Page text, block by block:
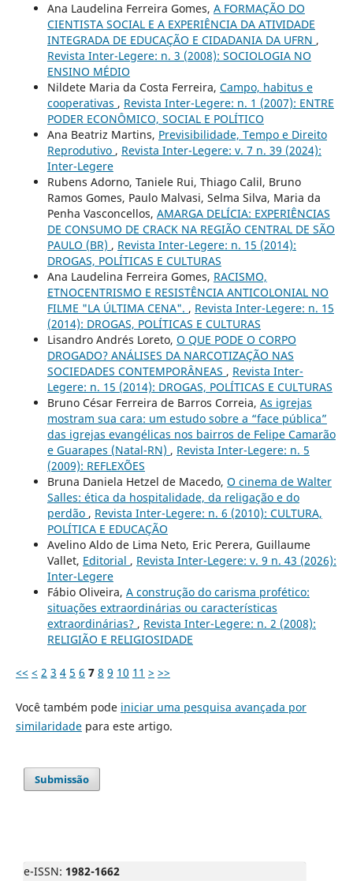
Ana Laudelina Ferreira Gomes, A FORMAÇÃO DO
CIENTISTA SOCIAL E A EXPERIÊNCIA DA ATIVIDADE
INTEGRADA DE EDUCAÇÃO E CIDADANIA DA UFRN ,
Revista Inter-Legere: n. 3 (2008): SOCIOLOGIA NO
ENSINO MÉDIO
Nildete Maria da Costa Ferreira, Campo, habitus e
cooperativas , Revista Inter-Legere: n. 1 (2007): ENTRE
PODER ECONÔMICO, SOCIAL E POLÍTICO
Ana Beatriz Martins, Previsibilidade, Tempo e Direito
Reprodutivo , Revista Inter-Legere: v. 7 n. 39 (2024):
Inter-Legere
Rubens Adorno, Taniele Rui, Thiago Calil, Bruno
Ramos Gomes, Paulo Malvasi, Selma Silva, Maria da
Penha Vasconcellos, AMARGA DELÍCIA: EXPERIÊNCIAS
DE CONSUMO DE CRACK NA REGIÃO CENTRAL DE SÃO
PAULO (BR) , Revista Inter-Legere: n. 15 (2014):
DROGAS, POLÍTICAS E CULTURAS
Ana Laudelina Ferreira Gomes, RACISMO,
ETNOCENTRISMO E RESISTÊNCIA ANTICOLONIAL NO
FILME "LA ÚLTIMA CENA". , Revista Inter-Legere: n. 15
(2014): DROGAS, POLÍTICAS E CULTURAS
Lisandro Andrés Loreto, O QUE PODE O CORPO
DROGADO? ANÁLISES DA NARCOTIZAÇÃO NAS
SOCIEDADES CONTEMPORÂNEAS , Revista Inter-
Legere: n. 15 (2014): DROGAS, POLÍTICAS E CULTURAS
Bruno César Ferreira de Barros Correia, As igrejas
mostram sua cara: um estudo sobre a “face pública”
das igrejas evangélicas nos bairros de Felipe Camarão
e Guarapes (Natal-RN) , Revista Inter-Legere: n. 5
(2009): REFLEXÕES
Bruna Daniela Hetzel de Macedo, O cinema de Walter
Salles: ética da hospitalidade, da religação e do
perdão , Revista Inter-Legere: n. 6 (2010): CULTURA,
POLÍTICA E EDUCAÇÃO
Avelino Aldo de Lima Neto, Eric Perera, Guillaume
Vallet, Editorial , Revista Inter-Legere: v. 9 n. 43 (2026):
Inter-Legere
Fábio Oliveira, A construção do carisma profético:
situações extraordinárias ou características
extraordinárias? , Revista Inter-Legere: n. 2 (2008):
RELIGIÃO E RELIGIOSIDADE
<< < 2 3 4 5 6 7 8 9 10 11 > >>
Você também pode iniciar uma pesquisa avançada por
similaridadepara este artigo.
Submissão
e-ISSN: 1982-1662